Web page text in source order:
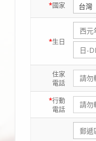
*國家
*生日
住家
電話
*行動
電話